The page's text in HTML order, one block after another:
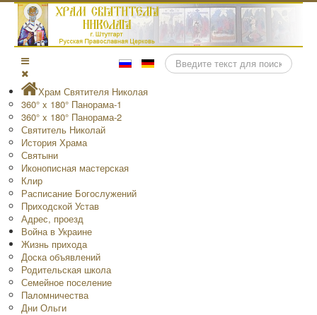
Поиск
Храм Святителя Николая
360° x 180° Панорама-1
360° x 180° Панорама-2
Святитель Николай
История Храма
Святыни
Иконописная мастерская
Клир
Расписание Богослужений
Приходской Устав
Адрес, проезд
Война в Украине
Жизнь прихода
Доска объявлений
Родительская школа
Семейное поселение
Паломничества
Дни Ольги